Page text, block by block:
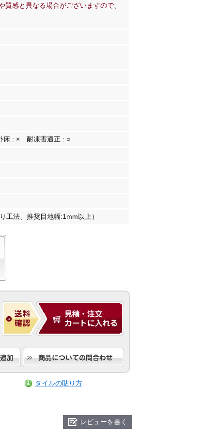
感と異なる場合がございますので、
床 : × 耐凍害適正 : ○
工法、推奨目地幅:1mm以上）
タイルの貼り方
レビューを書く